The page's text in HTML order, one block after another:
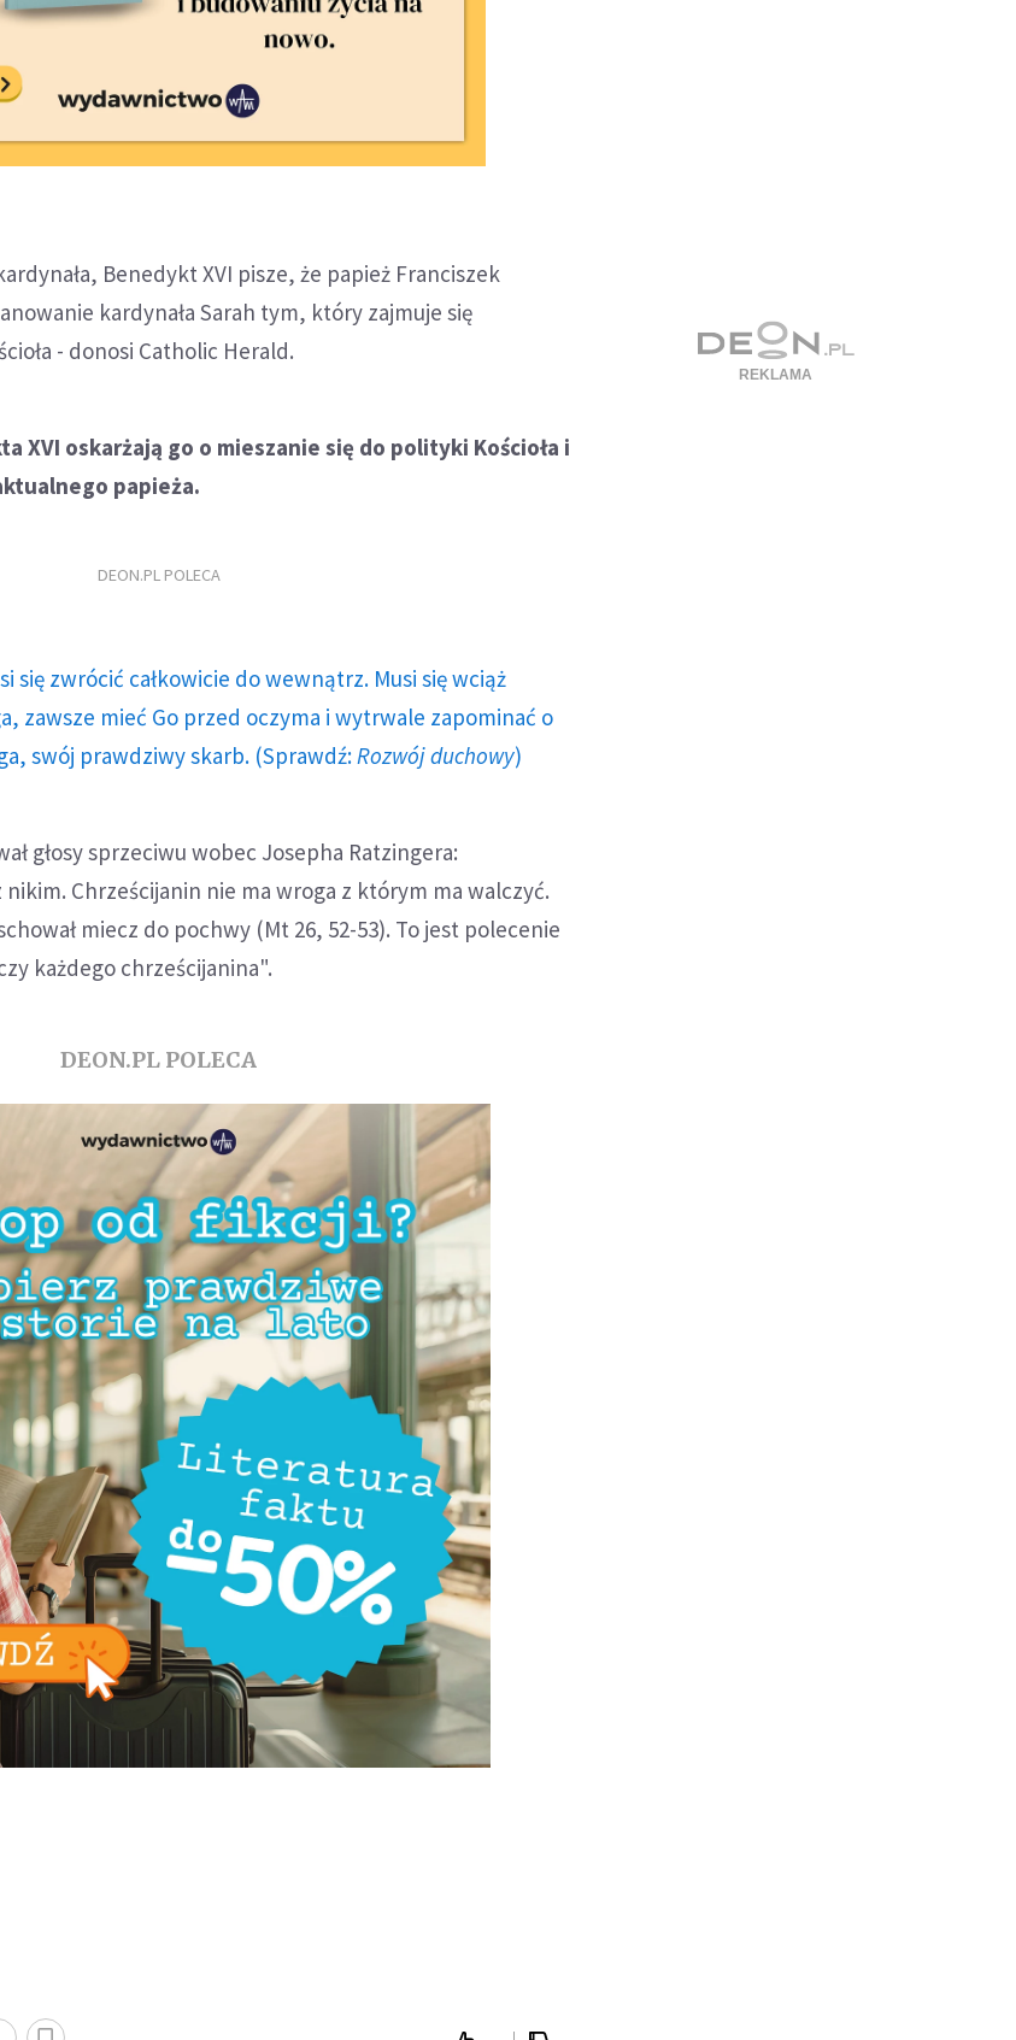
Benedykt XVI pisze, że papież Franciszek
kardynała Sarah tym, który zajmuje się
- donosi Catholic Herald.
XVI oskarżają go o mieszanie się do polityki Kościoła i
papieża.
DEON.PL POLECA
się zwrócić całkowicie do wewnątrz. Musi się wciąż
zawsze mieć Go przed oczyma i wytrwale zapominać o
swój prawdziwy skarb. (Sprawdź: Rozwój duchowy)
głosy sprzeciwu wobec Josepha Ratzingera:
Chrześcijanin nie ma wroga z którym ma walczyć.
miecz do pochwy (Mt 26, 52-53). To jest polecenie
każdego chrześcijanina".
DEON.PL POLECA